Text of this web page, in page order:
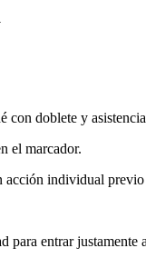
doblete y
el marcador.
individual previo
entrar